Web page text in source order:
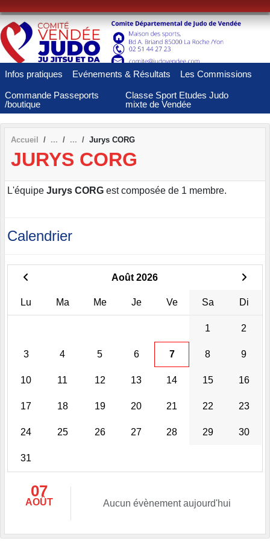
Infos pratiques Evénements & Résultats Les Commissions
Commande Passeports
/boutique
Classe Sport Etudes Judo
mixte de Vendée
Accueil Jurys CORG
JURYS CORG
L'équipe Jurys CORG est composée de 1 membre.
Calendrier
Août 2026
Lu Ma Me Je Ve Sa Di
1 2
3 4 5 6 7 8 9
10 11 12 13 14 15 16
17 18 19 20 21 22 23
24 25 26 27 28 29 30
31
07
AOÛT Aucun évènement aujourd'hui